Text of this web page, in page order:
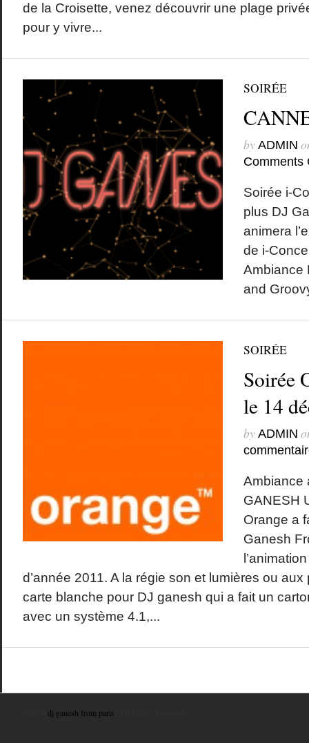
de la Croisette, venez découvrir une plage
pour y vivre...
SOIRÉE
by ADMIN
Comments
Soirée i-
plus DJ
animera
de i-
Ambiance
and
SOIRÉE
Soirée
le 14
by ADMIN
Ambiance
GANESH
Orange a
Ganesh
d’année 2011. A la régie son et lumières ou aux
carte blanche pour DJ ganesh qui a fait un
avec un système 4.1,...
dj ganesh from paris